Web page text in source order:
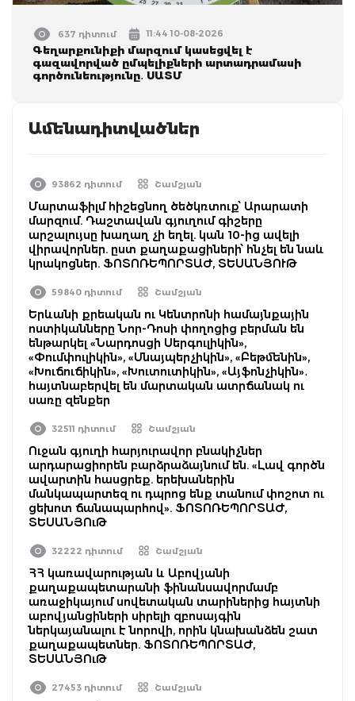
637 դիտում 11:44 10-08-2026
Գեղարքունիքի մարզում կասեցվել է
գազավորված ըմպելիքների արտադրամասի
գործունեությունը․ ՍԱՏՄ
Ամենադիտվածներ
93862 դիտում Շամշյան
Մարտաֆիլմ հիշեցնող ծեծկռտուք՝ Արարատի
մարզում. Դաշտավան գյուղում գիշերը
արշալույսը խաղաղ չի եղել. կան 10-ից ավելի
վիրավորներ. ըստ քաղաքացիների՝ հնչել են նաև
կրակոցներ. ՖՈՏՈՌԵՊՈՐՏԱԺ, ՏԵՍԱՆՅՈՒԹ
59840 դիտում Շամշյան
Երևանի քրեական ու Կենտրոնի համայնքային
ոստիկանները Նոր-Դոսի փողոցից բերման են
ենթարկել «Նարդոսցի Սերգուլիկին»,
«Փումփուլիկին», «Սնայպերչիկին», «Բեթմենին»,
«Խուճուճիկին», «Խուտուտիկին», «Այֆոնչիկին»․
հայտնաբերվել են մարտական ատրճանակ ու
սառը զենքեր
32511 դիտում Շամշյան
Ուջան գյուղի հարյուրավոր բնակիչներ
արդարացիորեն բարձրաձայնում են. «Լավ գործն
ավարտին հասցրեք. երեխաներին
մանկապարտեզ ու դպրոց ենք տանում փոշոտ ու
ցեխոտ ճանապարհով». ՖՈՏՈՌԵՊՈՐՏԱԺ,
ՏԵՍԱՆՅՈւԹ
32222 դիտում Շամշյան
ՀՀ կառավարության և Աբովյանի
քաղաքապետարանի ֆինանսավորմամբ
առաջիկայում սովետական տարիներից հայտնի
աբովյանցիների սիրելի զբոսայգին
ներկայանալու է նորովի, որին կնախանձեն շատ
քաղաքապետներ. ՖՈՏՈՌԵՊՈՐՏԱԺ,
ՏԵՍԱՆՅՈւԹ
27453 դիտում Շամշյան